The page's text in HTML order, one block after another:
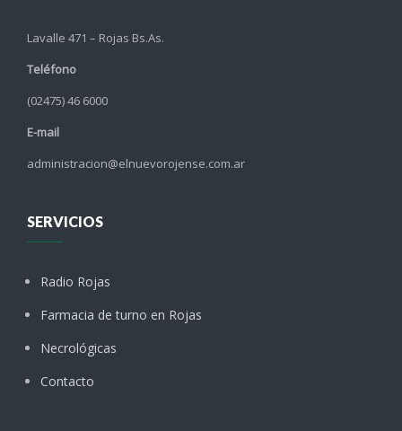
Lavalle 471 – Rojas Bs.As.
Teléfono
(02475) 46 6000
E-mail
administracion@elnuevorojense.com.ar
SERVICIOS
Radio Rojas
Farmacia de turno en Rojas
Necrológicas
Contacto